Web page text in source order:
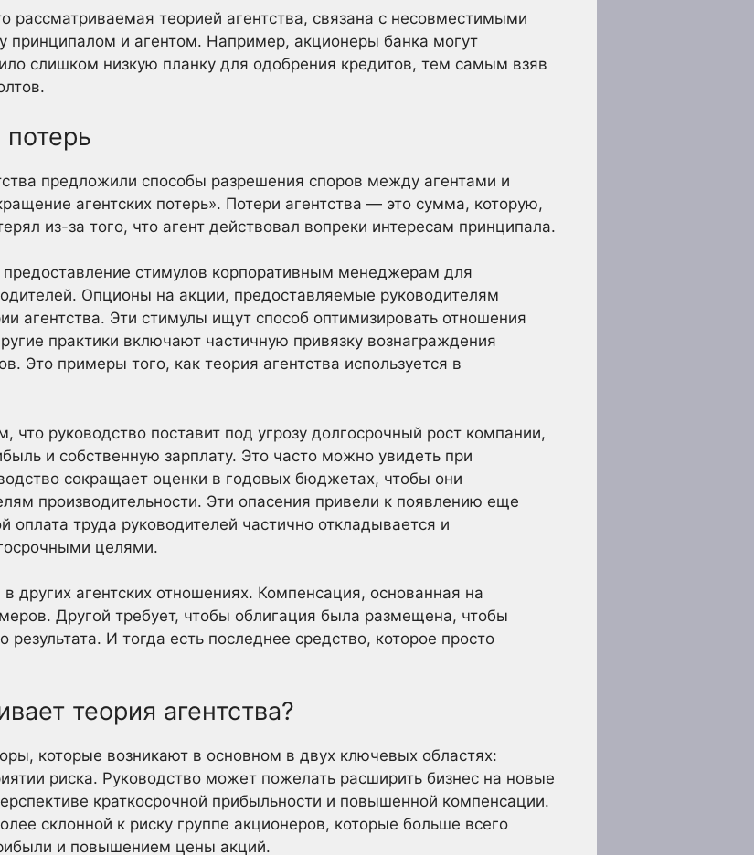
рассматриваемая теорией агентства, связана с несовместимыми
принципалом и агентом. Например, акционеры банка могут
слишком низкую планку для одобрения кредитов, тем самым взяв
предложили способы разрешения споров между агентами и
агентских потерь». Потери агентства — это сумма, которую,
из-за того, что агент действовал вопреки интересам принципала.
предоставление стимулов корпоративным менеджерам для
Опционы на акции, предоставляемые руководителям
агентства. Эти стимулы ищут способ оптимизировать отношения
практики включают частичную привязку вознаграждения
Это примеры того, как теория агентства используется в
что руководство поставит под угрозу долгосрочный рост компании,
и собственную зарплату. Это часто можно увидеть при
сокращает оценки в годовых бюджетах, чтобы они
производительности. Эти опасения привели к появлению еще
труда руководителей частично откладывается и
целями.
других агентских отношениях. Компенсация, основанная на
Другой требует, чтобы облигация была размещена, чтобы
И тогда есть последнее средство, которое просто
теория агентства?
которые возникают в основном в двух ключевых областях:
риска. Руководство может пожелать расширить бизнес на новые
краткосрочной прибыльности и повышенной компенсации.
склонной к риску группе акционеров, которые больше всего
и повышением цены акций.